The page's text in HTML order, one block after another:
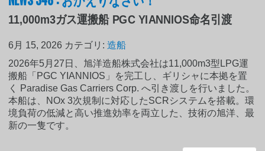
11,000m3ガス運搬船 PGC YIANNIOS命名引渡
6月 15, 2026 カテゴリ:造船
2026年5月27日、旭洋造船株式会社は11,000m3型LPG運
搬船「PGC YIANNIOS」を完工し、ギリシャに本拠を置
く Paradise Gas Carriers Corp. へ引き渡しを行いました。
本船は、NOx 3次規制に対応したSCRシステムを搭載。環
境負荷の低減と高い推進効率を両立した、技術の旭洋、最
新の一隻です。